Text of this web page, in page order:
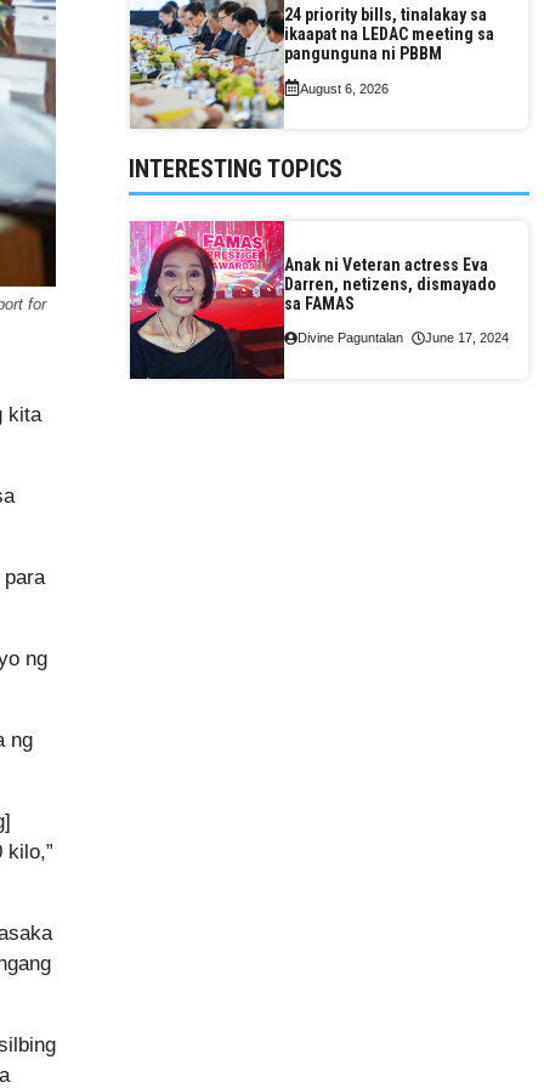
for
kita
ng
ng
kilo,”
24 priority bills, tinalakay sa
ikaapat na LEDAC meeting sa
pangunguna ni PBBM
August 6, 2026
INTERESTING TOPICS
Anak ni Veteran actress Eva
Darren, netizens, dismayado
sa FAMAS
Divine Paguntalan June 17, 2024